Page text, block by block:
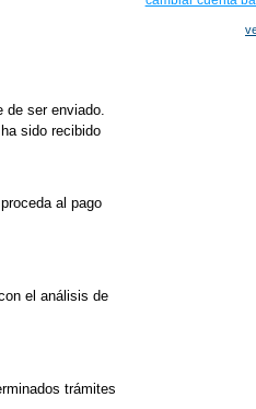
de ser enviado.
sido recibido
al pago
el análisis de
trámites